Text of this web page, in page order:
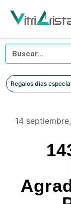
Regalos días
14